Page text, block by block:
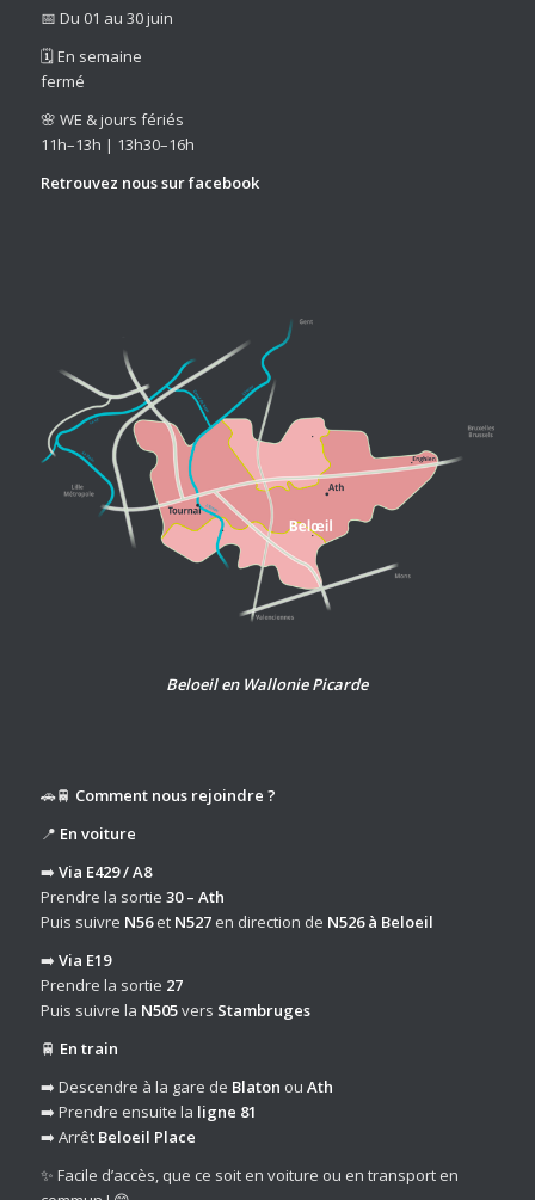
📅 Du 01 au 30 juin
🗓️ En semaine
fermé
🌸 WE & jours fériés
11h–13h | 13h30–16h
Retrouvez nous surfacebook
Beloeil en Wallonie Picarde
🚗🚆 Comment nous rejoindre ?
📍 En voiture
➡️ Via E429 / A8
Prendre la sortie 30 – Ath
Puis suivre N56et N527en direction de N526 à Beloeil
➡️ Via E19
Prendre la sortie 27
Puis suivre la N505vers Stambruges
🚆 En train
➡️ Descendre à la gare de Blaton ou Ath
➡️ Prendre ensuite la ligne 81
➡️ Arrêt Beloeil Place
✨ Facile d’accès, que ce soit en voiture ou en transport en